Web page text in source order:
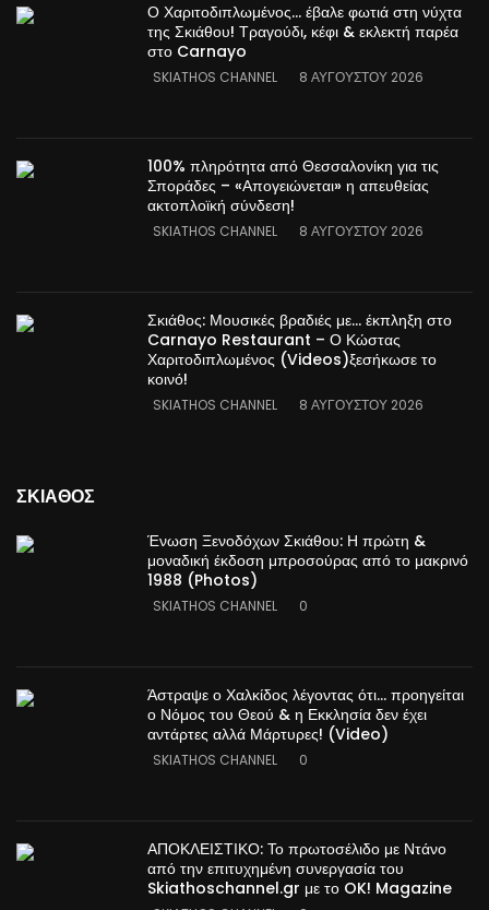
Ο Χαριτοδιπλωμένος… έβαλε φωτιά στη νύχτα
της Σκιάθου! Τραγούδι, κέφι & εκλεκτή παρέα
στο Carnayo
SKIATHOS CHANNEL 8 ΑΥΓΟΎΣΤΟΥ 2026
100% πληρότητα από Θεσσαλονίκη για τις
Σποράδες – «Απογειώνεται» η απευθείας
ακτοπλοϊκή σύνδεση!
SKIATHOS CHANNEL 8 ΑΥΓΟΎΣΤΟΥ 2026
Σκιάθος: Μουσικές βραδιές με… έκπληξη στο
Carnayo Restaurant – Ο Κώστας
Χαριτοδιπλωμένος (Videos)ξεσήκωσε το
κοινό!
SKIATHOS CHANNEL 8 ΑΥΓΟΎΣΤΟΥ 2026
ΣΚΙΑΘΟΣ
Ένωση Ξενοδόχων Σκιάθου: Η πρώτη &
μοναδική έκδοση μπροσούρας από το μακρινό
1988 (Photos)
SKIATHOS CHANNEL 0
Άστραψε ο Χαλκίδος λέγοντας ότι… προηγείται
ο Νόμος του Θεού & η Εκκλησία δεν έχει
αντάρτες αλλά Μάρτυρες! (Video)
SKIATHOS CHANNEL 0
ΑΠΟΚΛΕΙΣΤΙΚΟ: Το πρωτοσέλιδο με Ντάνο
από την επιτυχημένη συνεργασία του
Skiathoschannel.gr με το OK! Magazine